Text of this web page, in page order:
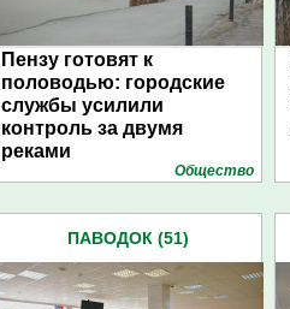
Пензу готовят к
половодью: городские
службы усилили
контроль за двумя
реками
Общество
ПАВОДОК (51)